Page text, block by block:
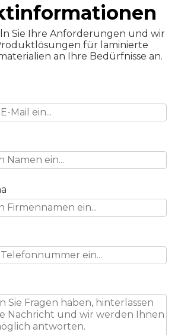
Sie Ihre Anforderungen und wir
für laminierte
an Ihre Bedürfnisse an.